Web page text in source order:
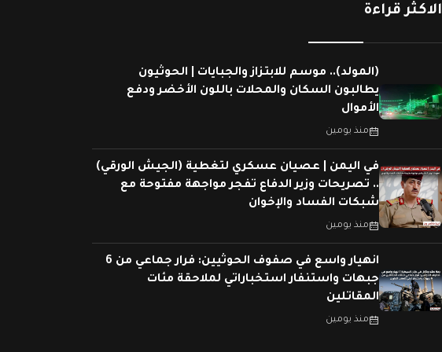
الاكثر قراءة
(المولد).. موسم للابتزاز والجبايات | الحوثيون
يطالبون السكان والمحلات باللون الأخضر ودفع
الأموال
منذ يومين
في اليمن | عصيان عسكري لتغطية (الجيش الورقي)
.. تصريحات وزير الدفاع تفجر مواجهة مفتوحة مع
شبكات الفساد والإخوان
منذ يومين
انهيار واسع في صفوف الحوثيين: فرار جماعي من 6
جبهات واستنفار استخباراتي لملاحقة مئات
المقاتلين
منذ يومين